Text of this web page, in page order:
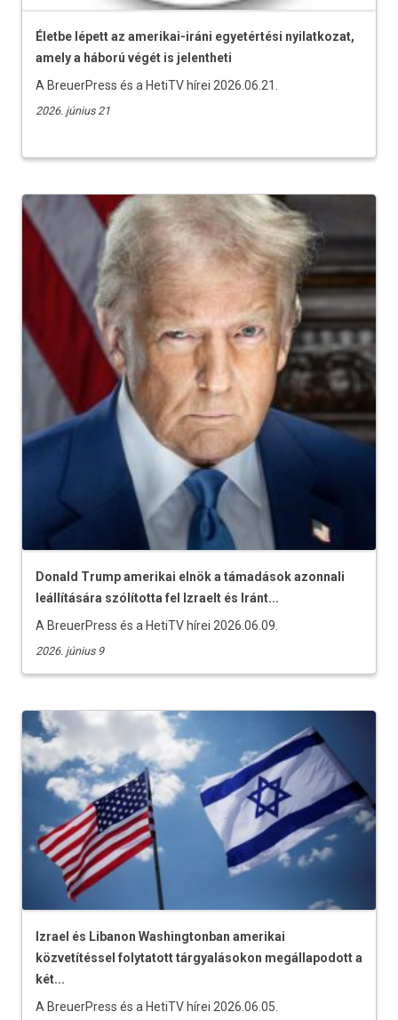
Életbe lépett az amerikai-iráni egyetértési nyilatkozat,
amely a háború végét is jelentheti
A BreuerPress és a HetiTV hírei 2026.06.21.
2026. június 21
Donald Trump amerikai elnök a támadások azonnali
leállítására szólította fel Izraelt és Iránt...
A BreuerPress és a HetiTV hírei 2026.06.09.
2026. június 9
Izrael és Libanon Washingtonban amerikai
közvetítéssel folytatott tárgyalásokon megállapodott a
két...
A BreuerPress és a HetiTV hírei 2026.06.05.